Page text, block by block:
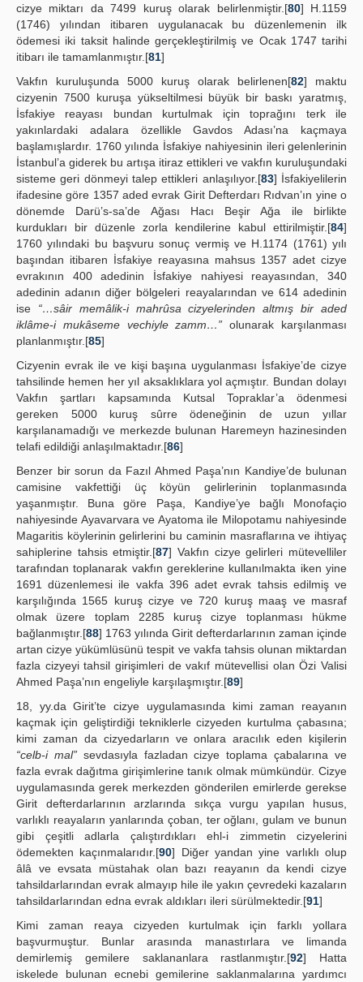
cizye miktarı da 7499 kuruş olarak belirlenmiştir.[80] H.1159
(1746) yılından itibaren uygulanacak bu düzenlemenin ilk
ödemesi iki taksit halinde gerçekleştirilmiş ve Ocak 1747 tarihi
itibarı ile tamamlanmıştır.[81]
Vakfın kuruluşunda 5000 kuruş olarak belirlenen[82] maktu
cizyenin 7500 kuruşa yükseltilmesi büyük bir baskı yaratmış,
İsfakiye reayası bundan kurtulmak için toprağını terk ile
yakınlardaki adalara özellikle Gavdos Adası’na kaçmaya
başlamışlardır. 1760 yılında İsfakiye nahiyesinin ileri gelenlerinin
İstanbul’a giderek bu artışa itiraz ettikleri ve vakfın kuruluşundaki
sisteme geri dönmeyi talep ettikleri anlaşılıyor.[83] İsfakiyelilerin
ifadesine göre 1357 aded evrak Girit Defterdarı Rıdvan’ın yine o
dönemde Darü’s-sa’de Ağası Hacı Beşir Ağa ile birlikte
kurdukları bir düzenle zorla kendilerine kabul ettirilmiştir.[84]
1760 yılındaki bu başvuru sonuç vermiş ve H.1174 (1761) yılı
başından itibaren İsfakiye reayasına mahsus 1357 adet cizye
evrakının 400 adedinin İsfakiye nahiyesi reayasından, 340
adedinin adanın diğer bölgeleri reayalarından ve 614 adedinin
ise “…sâir memâlik-i mahrûsa cizyelerinden altmış bir aded
iklâme-i mukâseme vechiyle zamm…” olunarak karşılanması
planlanmıştır.[85]
Cizyenin evrak ile ve kişi başına uygulanması İsfakiye’de cizye
tahsilinde hemen her yıl aksaklıklara yol açmıştır. Bundan dolayı
Vakfın şartları kapsamında Kutsal Topraklar’a ödenmesi
gereken 5000 kuruş sûrre ödeneğinin de uzun yıllar
karşılanamadığı ve merkezde bulunan Haremeyn hazinesinden
telafi edildiği anlaşılmaktadır.[86]
Benzer bir sorun da Fazıl Ahmed Paşa’nın Kandiye’de bulunan
camisine vakfettiği üç köyün gelirlerinin toplanmasında
yaşanmıştır. Buna göre Paşa, Kandiye’ye bağlı Monofaçio
nahiyesinde Ayavarvara ve Ayatoma ile Milopotamu nahiyesinde
Magaritis köylerinin gelirlerini bu caminin masraflarına ve ihtiyaç
sahiplerine tahsis etmiştir.[87] Vakfın cizye gelirleri mütevelliler
tarafından toplanarak vakfın gereklerine kullanılmakta iken yine
1691 düzenlemesi ile vakfa 396 adet evrak tahsis edilmiş ve
karşılığında 1565 kuruş cizye ve 720 kuruş maaş ve masraf
olmak üzere toplam 2285 kuruş cizye toplanması hükme
bağlanmıştır.[88] 1763 yılında Girit defterdarlarının zaman içinde
artan cizye yükümlüsünü tespit ve vakfa tahsis olunan miktardan
fazla cizyeyi tahsil girişimleri de vakıf mütevellisi olan Özi Valisi
Ahmed Paşa’nın engeliyle karşılaşmıştır.[89]
18, yy.da Girit’te cizye uygulamasında kimi zaman reayanın
kaçmak için geliştirdiği tekniklerle cizyeden kurtulma çabasına;
kimi zaman da cizyedarların ve onlara aracılık eden kişilerin
“celb-i mal”sevdasıyla fazladan cizye toplama çabalarına ve
fazla evrak dağıtma girişimlerine tanık olmak mümkündür. Cizye
uygulamasında gerek merkezden gönderilen emirlerde gerekse
Girit defterdarlarının arzlarında sıkça vurgu yapılan husus,
varlıklı reayaların yanlarında çoban, ter oğlanı, gulam ve bunun
gibi çeşitli adlarla çalıştırdıkları ehl-i zimmetin cizyelerini
ödemekten kaçınmalarıdır.[90] Diğer yandan yine varlıklı olup
âlâ ve evsata müstahak olan bazı reayanın da kendi cizye
tahsildarlarından evrak almayıp hile ile yakın çevredeki kazaların
tahsildarlarından edna evrak aldıkları ileri sürülmektedir.[91]
Kimi zaman reaya cizyeden kurtulmak için farklı yollara
başvurmuştur. Bunlar arasında manastırlara ve limanda
demirlemiş gemilere saklananlara rastlanmıştır.[92] Hatta
iskelede bulunan ecnebi gemilerine saklanmalarına yardımcı